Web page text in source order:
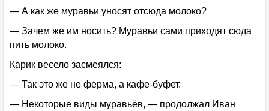
— А как же муравьи уносят отсюда молоко?
— Зачем же им носить? Муравьи сами приходят сюда
пить молоко.
Карик весело засмеялся:
— Так это же не ферма, а кафе-буфет.
— Некоторые виды муравьёв, — продолжал Иван